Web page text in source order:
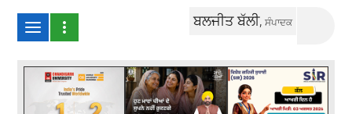
ਬਲਜੀਤ ਬੱਲੀ,ਸੰਪਾਦਕ